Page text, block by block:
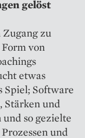
gelöst
Zugang zu
von
etwas
Spiel; Software
Stärken und
so gezielte
und